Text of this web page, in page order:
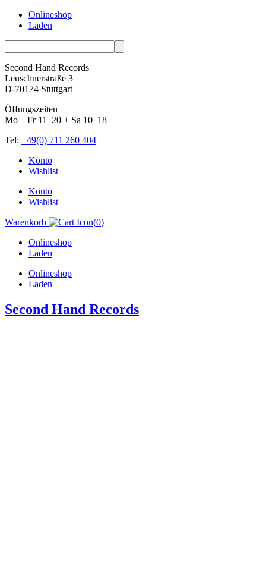
Onlineshop
Laden
Second Hand Records
Leuschnerstraße 3
D-70174 Stuttgart
Öffungszeiten
Mo—Fr 11–20 + Sa 10–18
Tel: +49(0) 711 260 404
Skip
Konto
Wishlist
Konto
Wishlist
Warenkorb
(0)
Onlineshop
Laden
Onlineshop
Laden
Second Hand Records